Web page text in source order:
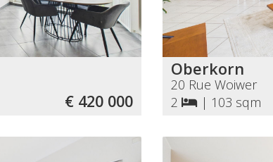
€ 420 000
Oberkorn
20 Rue Woiwer
2
| 103 sqm